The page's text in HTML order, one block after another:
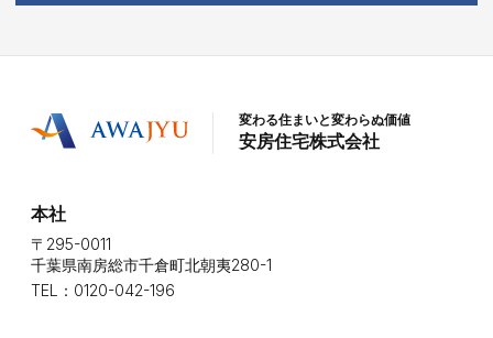
変わる住まいと変わらぬ価値
安房住宅株式会社
本社
〒295-0011
千葉県南房総市千倉町北朝夷280-1
TEL：0120-042-196